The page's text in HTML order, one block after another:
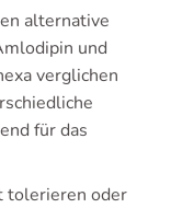
alternative
und
verglichen
für das
tolerieren oder